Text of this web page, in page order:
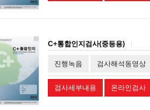
C+통합인지검사(중등용)
진행녹음 검사해석동영상
검사세부내용 온라인검사